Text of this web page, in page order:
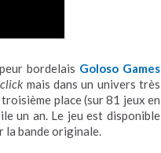
bordelais Goloso Games
mais dans un univers très
place (sur 81 jeux en
un an. Le jeu est disponible
la bande originale.